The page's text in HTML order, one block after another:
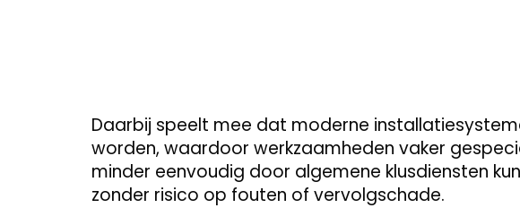
Daarbij speelt mee dat moderne
worden, waardoor werkzaamheden vaker
minder eenvoudig door algemene klusdiensten
zonder risico op fouten of vervolgschade.